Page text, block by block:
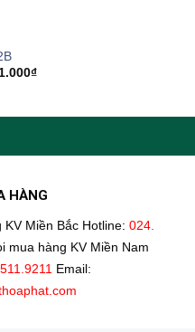
₫Khoảng
đến
HÀNG
KV Miền Bắc Hotline: 024.
mua hàng KV Miền Nam
Email: